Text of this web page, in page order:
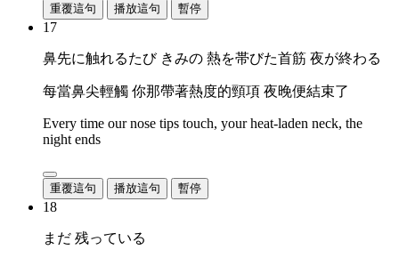
重覆這句 播放這句 暫停
17
鼻先に触れるたび きみの 熱を帯びた首筋 夜が終わる
每當鼻尖輕觸 你那帶著熱度的頸項 夜晚便結束了
Every time our nose tips touch, your heat-laden neck, the
night ends
重覆這句 播放這句 暫停
18
まだ 残っている